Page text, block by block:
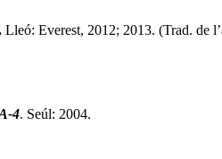
Lleó: Everest, 2012; 2013. (Trad. de
4. Seúl: 2004.